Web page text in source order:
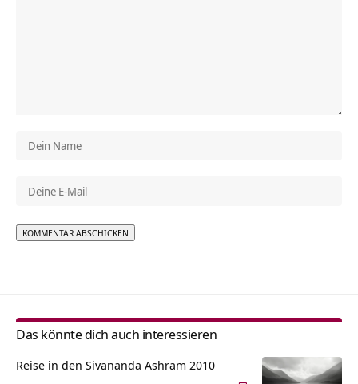
Das könnte dich auch interessieren
Reise in den Sivananda Ashram 2010